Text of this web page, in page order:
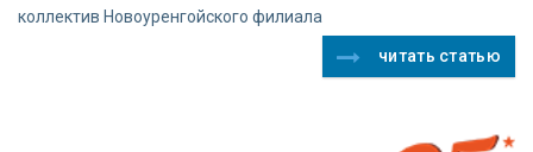
коллектив Новоуренгойского филиала
читать статью